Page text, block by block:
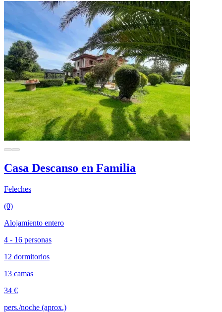
Casa Descanso en Familia
Feleches
(0)
Alojamiento entero
4 - 16 personas
12 dormitorios
13 camas
34 €
pers./noche (aprox.)